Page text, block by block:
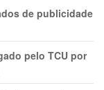
de publicidade
pelo TCU por